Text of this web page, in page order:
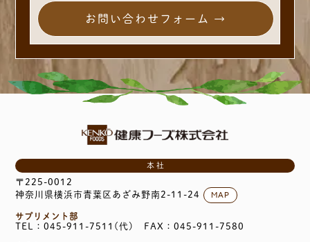
お問い合わせフォーム →
本社
〒225-0012
神奈川県横浜市青葉区あざみ野南2-11-24
MAP
サプリメント部
TEL：045-911-7511(代) FAX：045-911-7580